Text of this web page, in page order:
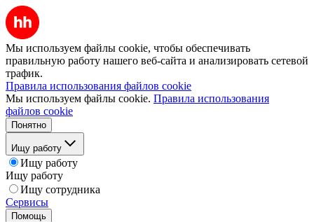
Мы используем файлы cookie, чтобы обеспечивать
правильную работу нашего веб-сайта и анализировать сетевой
трафик.
Правила использования файлов cookie
Мы используем файлы cookie. Правила использования
файлов cookie
Понятно
Ищу работу
Ищу работу
Ищу работу
Ищу сотрудника
Сервисы
Помощь